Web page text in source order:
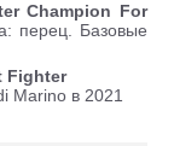
Champion For
перец. Базовые
Fighter
Marino в 2021